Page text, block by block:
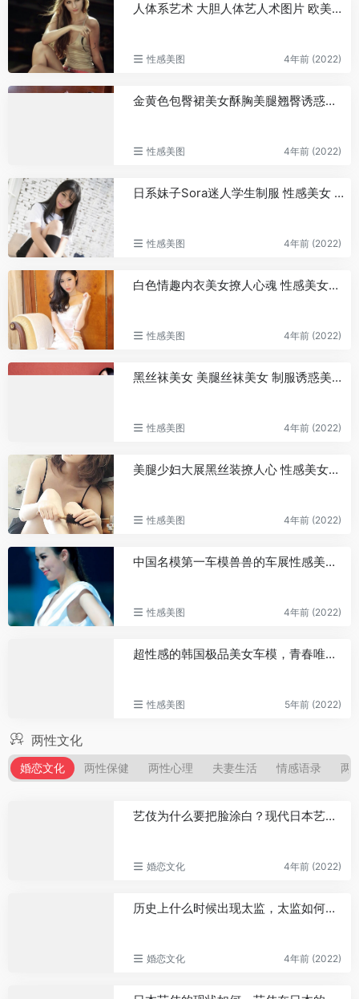
人体系艺术 大胆人体艺人术图片 欧美金发美女图片
性感美图 4年前 (2022)
金黄色包臀裙美女酥胸美腿翘臀诱惑性感美腿美女写真
性感美图 4年前 (2022)
日系妹子Sora迷人学生制服 性感美女 美女图片
性感美图 4年前 (2022)
白色情趣内衣美女撩人心魂 性感美女图片
性感美图 4年前 (2022)
黑丝袜美女 美腿丝袜美女 制服诱惑美女图片
性感美图 4年前 (2022)
美腿少妇大展黑丝装撩人心 性感美女图片
性感美图 4年前 (2022)
中国名模第一车模兽兽的车展性感美图照片大全
性感美图 4年前 (2022)
超性感的韩国极品美女车模，青春唯美美女图片
性感美图 5年前 (2022)
两性文化
婚恋文化 两性保健 两性心理 夫妻生活 情感语录 两
艺伎为什么要把脸涂白？现代日本艺伎生活如何？
婚恋文化 4年前 (2022)
历史上什么时候出现太监，太监如何过性生活
婚恋文化 4年前 (2022)